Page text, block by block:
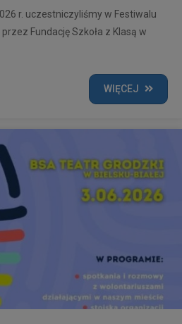
r. uczestniczyliśmy w Festiwalu
Fundację Szkoła z Klasą w
WIĘCEJ